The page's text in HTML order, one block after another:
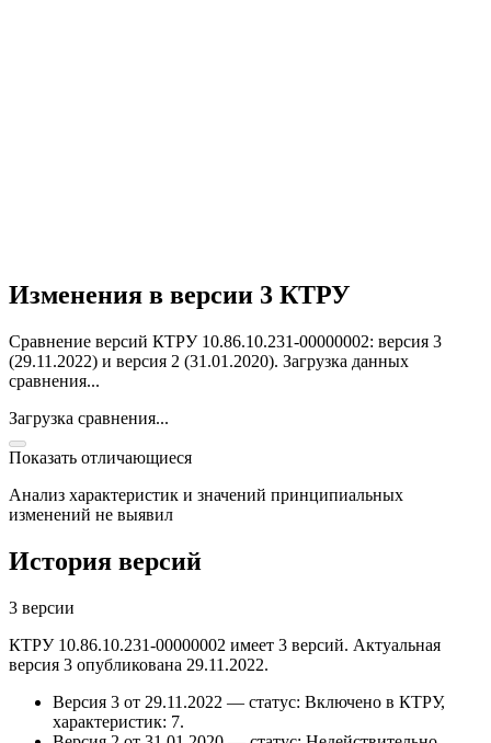
Изменения в версии 3 КТРУ
Сравнение версий КТРУ 10.86.10.231-00000002: версия 3
(29.11.2022) и версия 2 (31.01.2020). Загрузка данных
сравнения...
Загрузка сравнения...
Показать отличающиеся
Анализ характеристик и значений принципиальных
изменений не выявил
История версий
3 версии
КТРУ 10.86.10.231-00000002 имеет 3 версий. Актуальная
версия 3 опубликована 29.11.2022.
Версия 3 от 29.11.2022 — статус: Включено в КТРУ,
характеристик: 7.